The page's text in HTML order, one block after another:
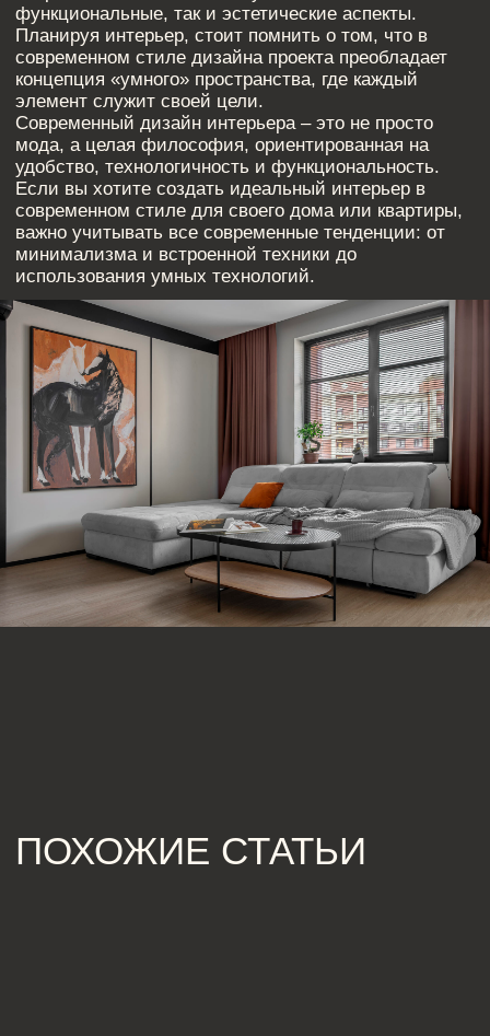
ЖДЕМ ВАС В СТУДИИ ДЛЯ
ОБСУЖДЕНИЯ ПРОЕКТА
[ КОНТАКТЫ ]
Санкт-Петербург,
Большая Конюшенная, 19/8, 5 этаж, офис 2
Сочи,
Микрорайон центральный, улица Роз, 41
Нижняя Сыромятническая улица, 10, стр.12
ПОСТРОИТЬ МАРШРУТ